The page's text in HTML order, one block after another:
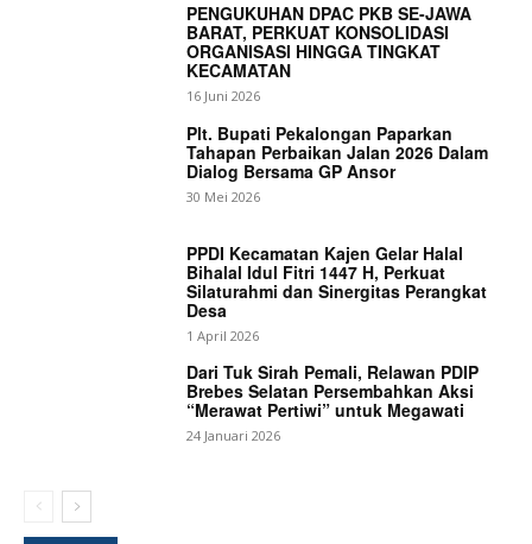
PENGUKUHAN DPAC PKB SE-JAWA
BARAT, PERKUAT KONSOLIDASI
ORGANISASI HINGGA TINGKAT
KECAMATAN
16 Juni 2026
Plt. Bupati Pekalongan Paparkan
Tahapan Perbaikan Jalan 2026 Dalam
Dialog Bersama GP Ansor
30 Mei 2026
PPDI Kecamatan Kajen Gelar Halal
Bihalal Idul Fitri 1447 H, Perkuat
Silaturahmi dan Sinergitas Perangkat
Desa
1 April 2026
Dari Tuk Sirah Pemali, Relawan PDIP
Brebes Selatan Persembahkan Aksi
“Merawat Pertiwi” untuk Megawati
24 Januari 2026